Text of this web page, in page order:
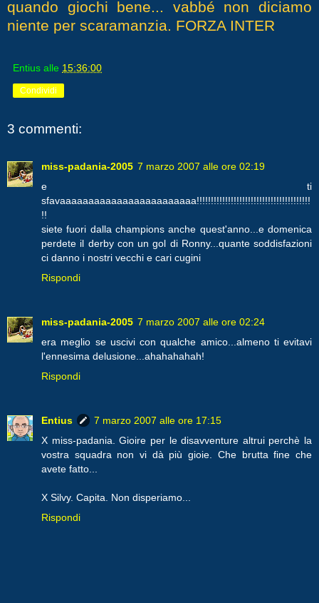
quando giochi bene... vabbé non diciamo
niente per scaramanzia. FORZA INTER
Entius alle 15:36:00
Condividi
3 commenti:
miss-padania-2005 7 marzo 2007 alle ore 02:19
e ti
sfavaaaaaaaaaaaaaaaaaaaaaaaa!!!!!!!!!!!!!!!!!!!!!!!!!!!!!!!!!!!!!!!!
!!
siete fuori dalla champions anche quest'anno...e domenica
perdete il derby con un gol di Ronny...quante soddisfazioni
ci danno i nostri vecchi e cari cugini
Rispondi
miss-padania-2005 7 marzo 2007 alle ore 02:24
era meglio se uscivi con qualche amico...almeno ti evitavi
l'ennesima delusione...ahahahahah!
Rispondi
Entius
7 marzo 2007 alle ore 17:15
X miss-padania. Gioire per le disavventure altrui perchè la
vostra squadra non vi dà più gioie. Che brutta fine che
avete fatto...
X Silvy. Capita. Non disperiamo...
Rispondi